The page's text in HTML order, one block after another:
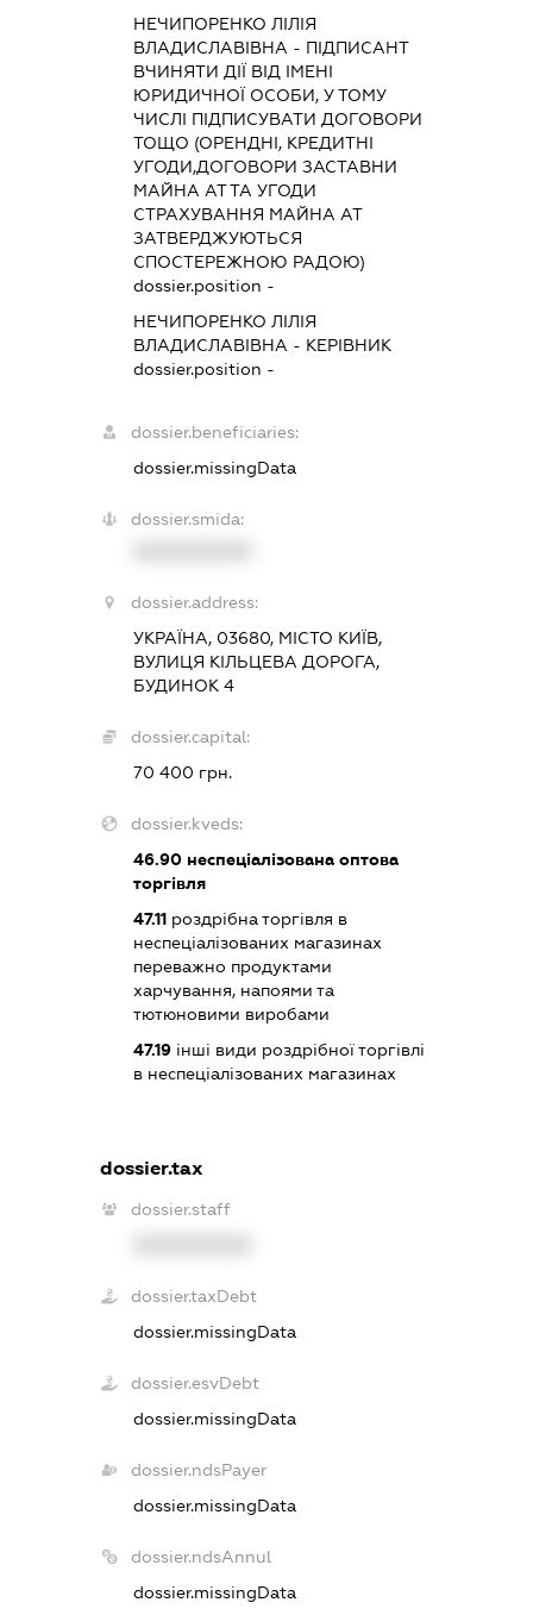
НЕЧИПОРЕНКО ЛІЛІЯ
ВЛАДИСЛАВІВНА - ПІДПИСАНТ
ВЧИНЯТИ ДІЇ ВІД ІМЕНІ
ЮРИДИЧНОЇ ОСОБИ, У ТОМУ
ЧИСЛІ ПІДПИСУВАТИ ДОГОВОРИ
ТОЩО (ОРЕНДНІ, КРЕДИТНІ
УГОДИ,ДОГОВОРИ ЗАСТАВНИ
МАЙНА АТ ТА УГОДИ
СТРАХУВАННЯ МАЙНА АТ
ЗАТВЕРДЖУЮТЬСЯ
СПОСТЕРЕЖНОЮ РАДОЮ)
dossier.position -
НЕЧИПОРЕНКО ЛІЛІЯ
ВЛАДИСЛАВІВНА - КЕРІВНИК
dossier.position -
dossier.beneficiaries:
dossier.missingData
dossier.smida:
dossier.address:
УКРАЇНА, 03680, МІСТО КИЇВ,
ВУЛИЦЯ КІЛЬЦЕВА ДОРОГА,
БУДИНОК 4
dossier.capital:
70 400 грн.
dossier.kveds:
46.90 неспеціалізована оптова
торгівля
47.11 роздрібна торгівля в
неспеціалізованих магазинах
переважно продуктами
харчування, напоями та
тютюновими виробами
47.19 інші види роздрібної торгівлі
в неспеціалізованих магазинах
dossier.tax
dossier.staff
dossier.taxDebt
dossier.missingData
dossier.esvDebt
dossier.missingData
dossier.ndsPayer
dossier.missingData
dossier.ndsAnnul
dossier.missingData